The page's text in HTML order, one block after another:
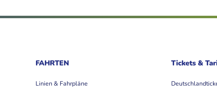
FAHRTEN
Linien & Fahrpläne
Tickets &